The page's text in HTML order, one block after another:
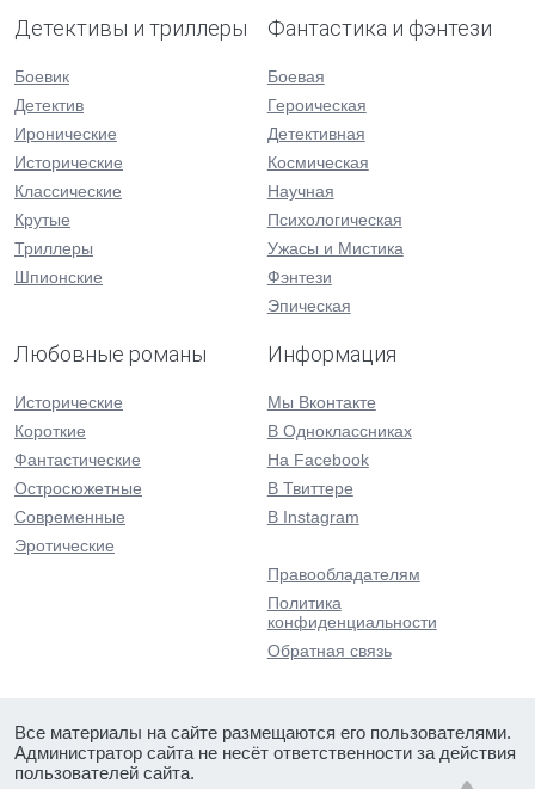
Детективы и триллеры
Боевик
Детектив
Иронические
Исторические
Классические
Крутые
Триллеры
Шпионские
Фантастика и фэнтези
Боевая
Героическая
Детективная
Космическая
Научная
Психологическая
Ужасы и Мистика
Фэнтези
Эпическая
Любовные романы
Исторические
Короткие
Фантастические
Остросюжетные
Современные
Эротические
Информация
Мы Вконтакте
В Одноклассниках
На Facebook
В Твиттере
В Instagram
Правообладателям
Политика
конфиденциальности
Обратная связь
Все материалы на сайте размещаются его пользователями.
Администратор сайта не несёт ответственности за действия
пользователей сайта.